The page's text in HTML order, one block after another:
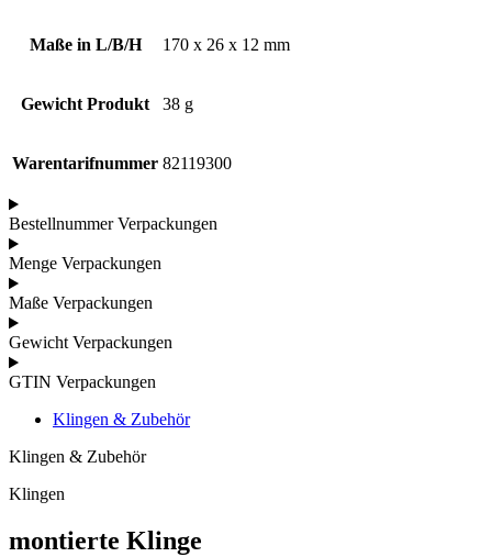
Maße in L/B/H 170 x 26 x 12 mm
Gewicht Produkt 38 g
Warentarifnummer 82119300
Bestellnummer Verpackungen
Menge Verpackungen
Maße Verpackungen
Gewicht Verpackungen
GTIN Verpackungen
Klingen & Zubehör
Klingen & Zubehör
Klingen
montierte Klinge